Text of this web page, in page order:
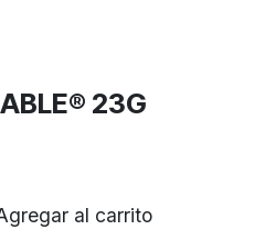
23G
al carrito